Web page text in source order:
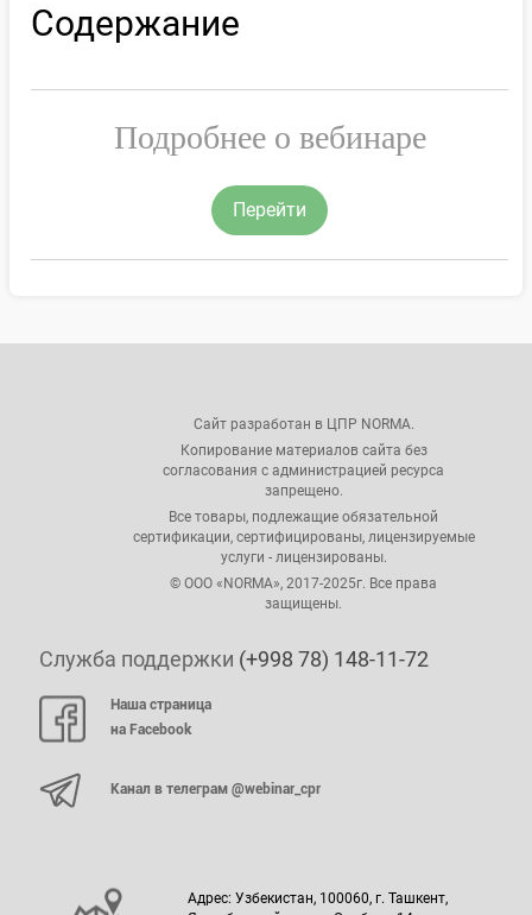
Содержание
Подробнее о вебинаре
Перейти
Сайт разработан в ЦПР NORMA.
Копирование материалов сайта без
согласования с администрацией ресурса
запрещено.
Все товары, подлежащие обязательной
сертификации, сертифицированы, лицензируемые
услуги - лицензированы.
© ООО «NORMA», 2017-2025г. Все права
защищены.
Служба поддержки (+998 78) 148-11-72
Наша страница
на Facebook
Канал в телеграм @webinar_cpr
Адрес: Узбекистан, 100060, г. Ташкент,